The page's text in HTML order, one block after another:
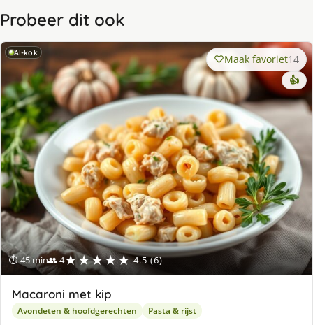
Probeer dit ook
AI-kok
⏱ 45 min👥 4★★★★★ 4.5 (6)
Maak favoriet14
👍
Macaroni met kip
Avondeten & hoofdgerechten Pasta & rijst